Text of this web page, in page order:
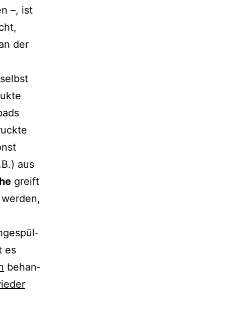
–, ist
der
aus
greift
es
behan­